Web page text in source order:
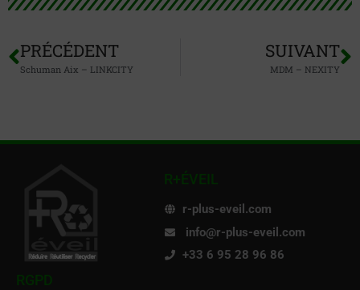
PRÉCÉDENT
Schuman Aix – LINKCITY
SUIVANT
MDM – NEXITY
R+ÉVEIL
r-plus-eveil.com
info@r-plus-eveil.com
+33 6 95 28 96 86
RGPD